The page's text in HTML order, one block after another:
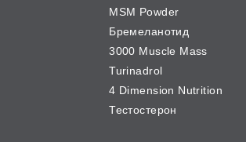
MSM Powder
Бремеланотид
3000 Muscle Mass
Turinadrol
4 Dimension Nutrition
Тестостерон